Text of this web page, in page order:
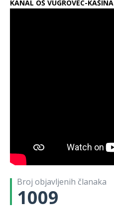
KANAL OŠ VUGROVEC-KAŠINA
Broj objavljenih članaka
1009